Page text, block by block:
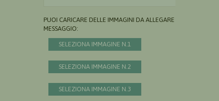
PUOI CARICARE DELLE IMMAGINI DA ALLEGARE AL
MESSAGGIO:
SELEZIONA IMMAGINE N.1
SELEZIONA IMMAGINE N.2
SELEZIONA IMMAGINE N.3